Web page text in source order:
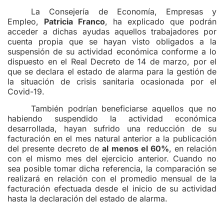
La Consejería de Economía, Empresas y
Empleo, Patricia Franco, ha explicado que podrán
acceder a dichas ayudas aquellos trabajadores por
cuenta propia que se hayan visto obligados a la
suspensión de su actividad económica conforme a lo
dispuesto en el Real Decreto de 14 de marzo, por el
que se declara el estado de alarma para la gestión de
la situación de crisis sanitaria ocasionada por el
Covid-19.
También podrían beneficiarse aquellos que no
habiendo suspendido la actividad económica
desarrollada, hayan sufrido una reducción de su
facturación en el mes natural anterior a la publicación
del presente decreto deal menos el 60%, en relación
con el mismo mes del ejercicio anterior. Cuando no
sea posible tomar dicha referencia, la comparación se
realizará en relación con el promedio mensual de la
facturación efectuada desde el inicio de su actividad
hasta la declaración del estado de alarma.